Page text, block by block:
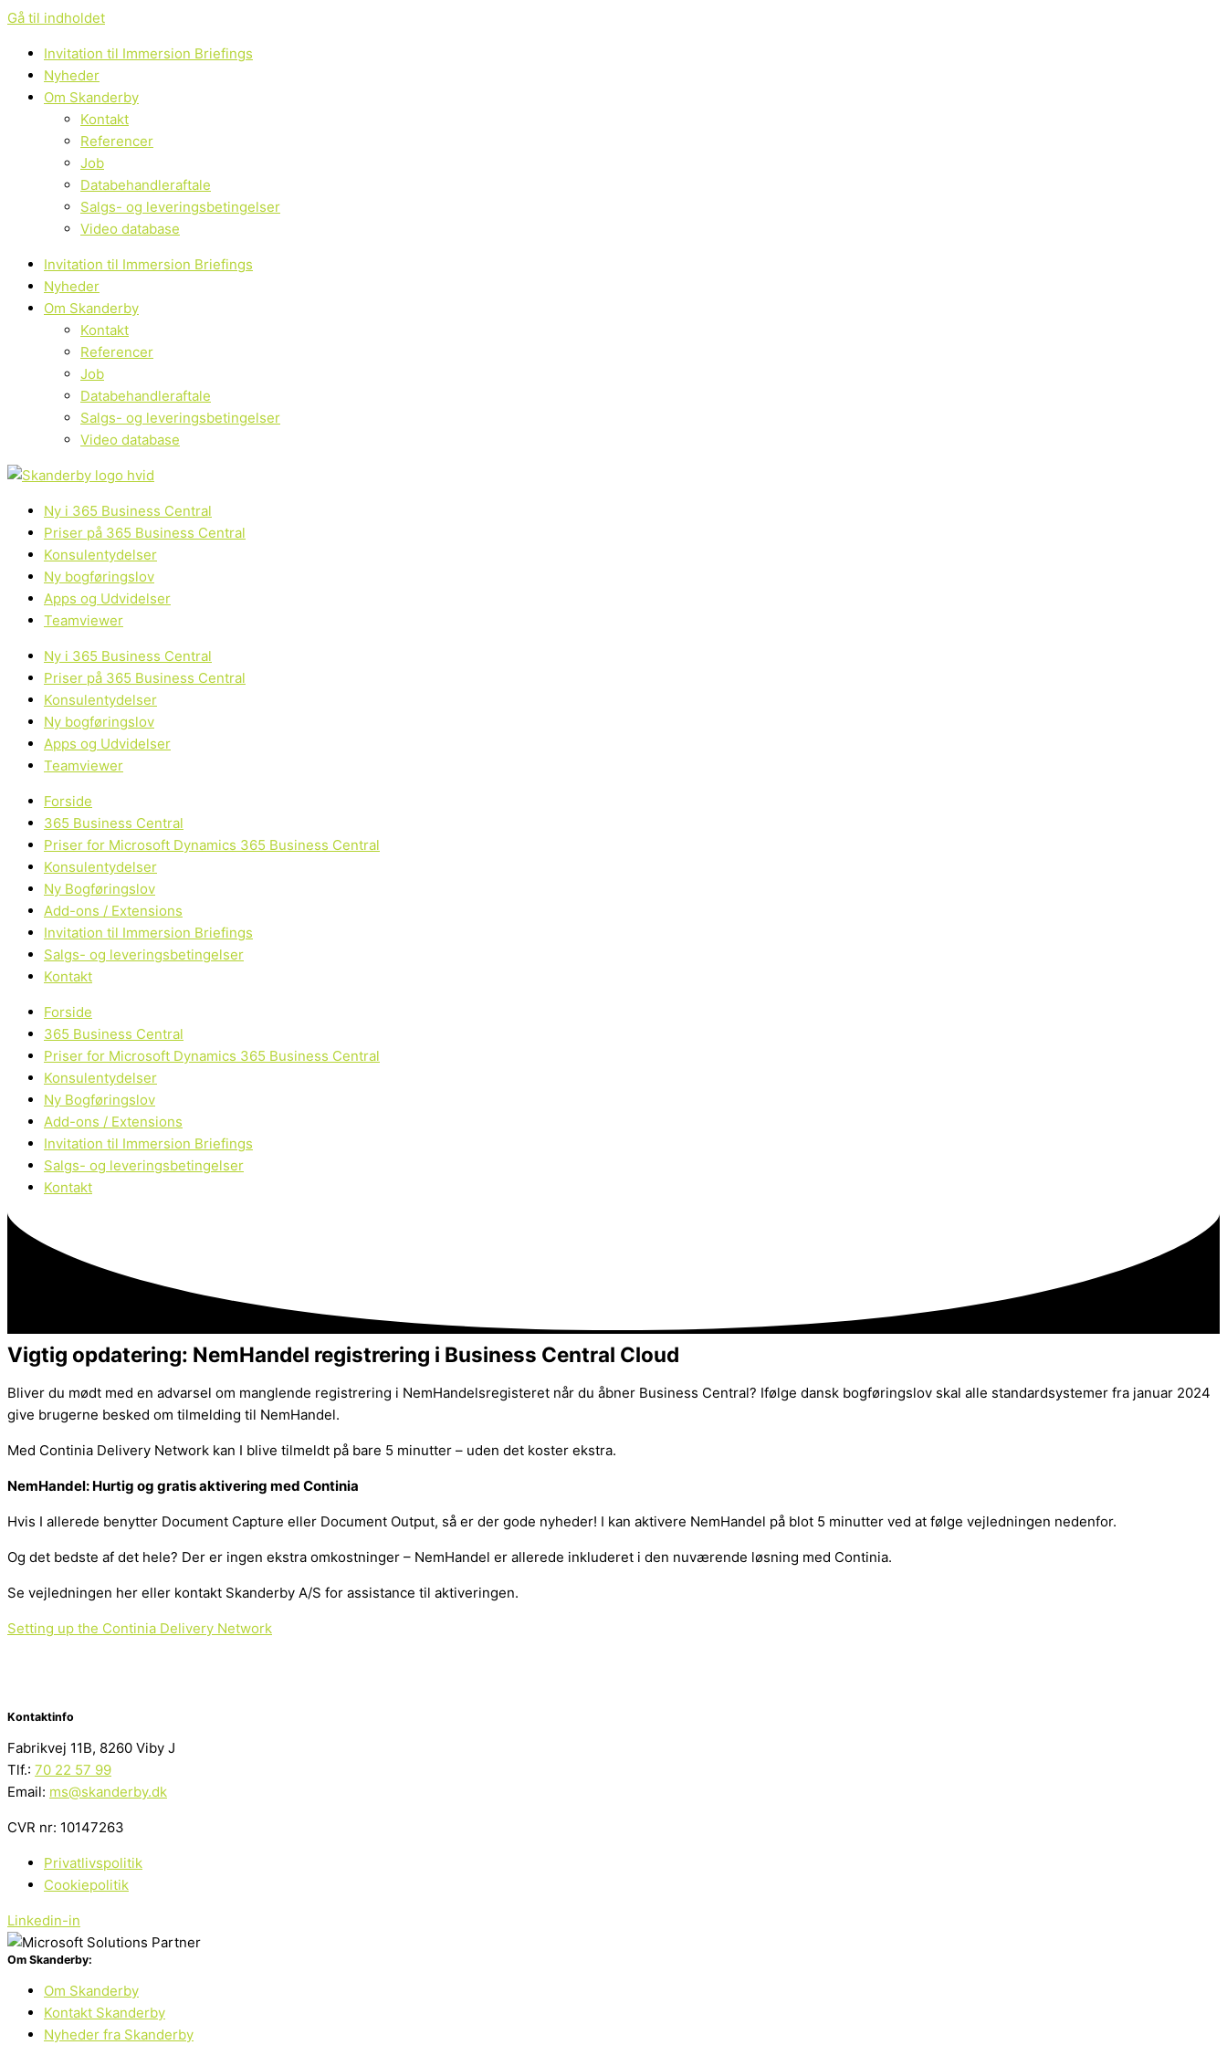
Gå til indholdet
Invitation til Immersion Briefings
Nyheder
Om Skanderby
Kontakt
Referencer
Job
Databehandleraftale
Salgs- og leveringsbetingelser
Video database
Invitation til Immersion Briefings
Nyheder
Om Skanderby
Kontakt
Referencer
Job
Databehandleraftale
Salgs- og leveringsbetingelser
Video database
Ny i 365 Business Central
Priser på 365 Business Central
Konsulentydelser
Ny bogføringslov
Apps og Udvidelser
Teamviewer
Ny i 365 Business Central
Priser på 365 Business Central
Konsulentydelser
Ny bogføringslov
Apps og Udvidelser
Teamviewer
Forside
365 Business Central
Priser for Microsoft Dynamics 365 Business Central
Konsulentydelser
Ny Bogføringslov
Add-ons / Extensions
Invitation til Immersion Briefings
Salgs- og leveringsbetingelser
Kontakt
Forside
365 Business Central
Priser for Microsoft Dynamics 365 Business Central
Konsulentydelser
Ny Bogføringslov
Add-ons / Extensions
Invitation til Immersion Briefings
Salgs- og leveringsbetingelser
Kontakt
Vigtig opdatering: NemHandel registrering i Business Central Cloud
Bliver du mødt med en advarsel om manglende registrering i NemHandelsregisteret når du åbner Business Central? Ifølge dansk bogføringslov skal alle standardsystemer fra januar 2024
give brugerne besked om tilmelding til NemHandel.
Med Continia Delivery Network kan I blive tilmeldt på bare 5 minutter – uden det koster ekstra.
NemHandel: Hurtig og gratis aktivering med Continia
Hvis I allerede benytter Document Capture eller Document Output, så er der gode nyheder! I kan aktivere NemHandel på blot 5 minutter ved at følge vejledningen nedenfor.
Og det bedste af det hele? Der er ingen ekstra omkostninger – NemHandel er allerede inkluderet i den nuværende løsning med Continia.
Se vejledningen her eller kontakt Skanderby A/S for assistance til aktiveringen.
Setting up the Continia Delivery Network
Kontaktinfo
Fabrikvej 11B, 8260 Viby J
Tlf.: 70 22 57 99
Email: ms@skanderby.dk
CVR nr: 10147263
Privatlivspolitik
Cookiepolitik
Linkedin-in
Om Skanderby:
Om Skanderby
Kontakt Skanderby
Nyheder fra Skanderby